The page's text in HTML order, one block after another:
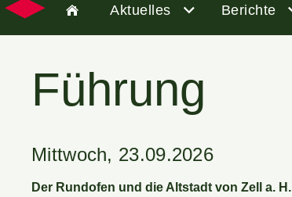
Aktuelles Berichte
Führung
Mittwoch, 23.09.2026
Der Rundofen und die Altstadt von Zell a. H.